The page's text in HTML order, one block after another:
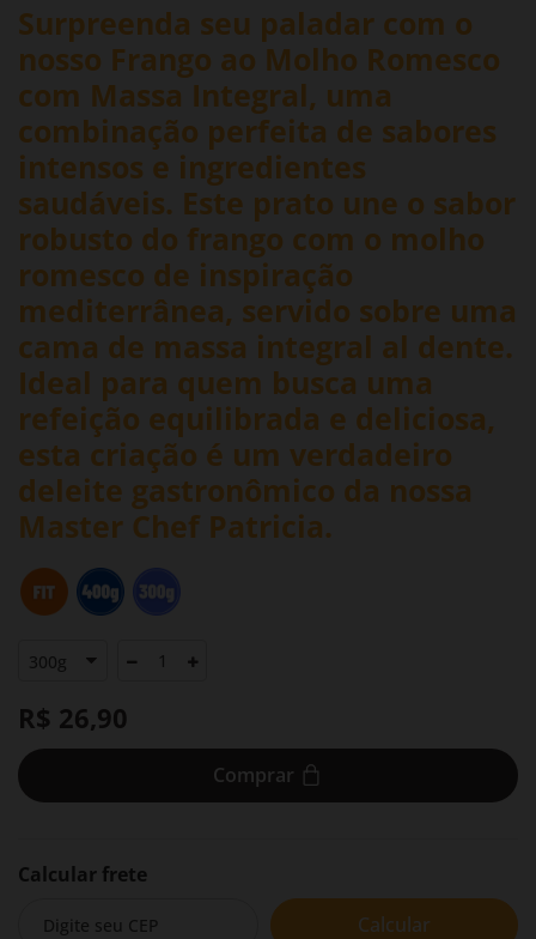
Surpreenda seu paladar com o
nosso Frango ao Molho Romesco
com Massa Integral, uma
combinação perfeita de sabores
intensos e ingredientes
saudáveis. Este prato une o sabor
robusto do frango com o molho
romesco de inspiração
mediterrânea, servido sobre uma
cama de massa integral al dente.
Ideal para quem busca uma
refeição equilibrada e deliciosa,
esta criação é um verdadeiro
deleite gastronômico da nossa
Master Chef Patricia.
R$ 26,90
Comprar
Calcular frete
Calcular